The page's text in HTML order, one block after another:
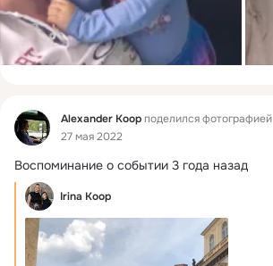
Фид Alexander Кoopподелился фотографией
27 мая 2022
Воспоминание о событии 3 года назад
Irina Koop